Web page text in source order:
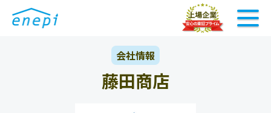
会社情報
藤田商店